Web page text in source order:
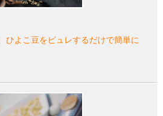
ひよこ豆をピュレするだけで簡単に